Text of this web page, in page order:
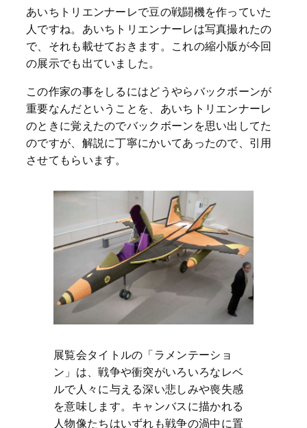
あいちトリエンナーレで豆の戦闘機を作っていた
人ですね。あいちトリエンナーレは写真撮れたの
で、それも載せておきます。これの縮小版が今回
の展示でも出ていました。
この作家の事をしるにはどうやらバックボーンが
重要なんだということを、あいちトリエンナーレ
のときに覚えたのでバックボーンを思い出してた
のですが、解説に丁寧にかいてあったので、引用
させてもらいます。
展覧会タイトルの「ラメンテーショ
ン」は、戦争や衝突がいろいろなレベ
ルで人々に与える深い悲しみや喪失感
を意味します。キャンバスに描かれる
人物像たちはいずれも戦争の渦中に置